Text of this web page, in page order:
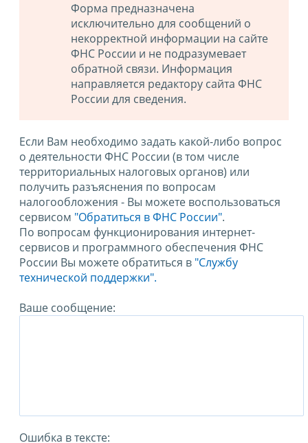
Форма предназначена
исключительно для сообщений о
некорректной информации на сайте
ФНС России и не подразумевает
обратной связи. Информация
направляется редактору сайта ФНС
России для сведения.
Если Вам необходимо задать какой-либо вопрос
о деятельности ФНС России (в том числе
территориальных налоговых органов) или
получить разъяснения по вопросам
налогообложения - Вы можете воспользоваться
сервисом "Обратиться в ФНС России".
По вопросам функционирования интернет-
сервисов и программного обеспечения ФНС
России Вы можете обратиться в "Службу
технической поддержки".
Ваше сообщение:
Ошибка в тексте: